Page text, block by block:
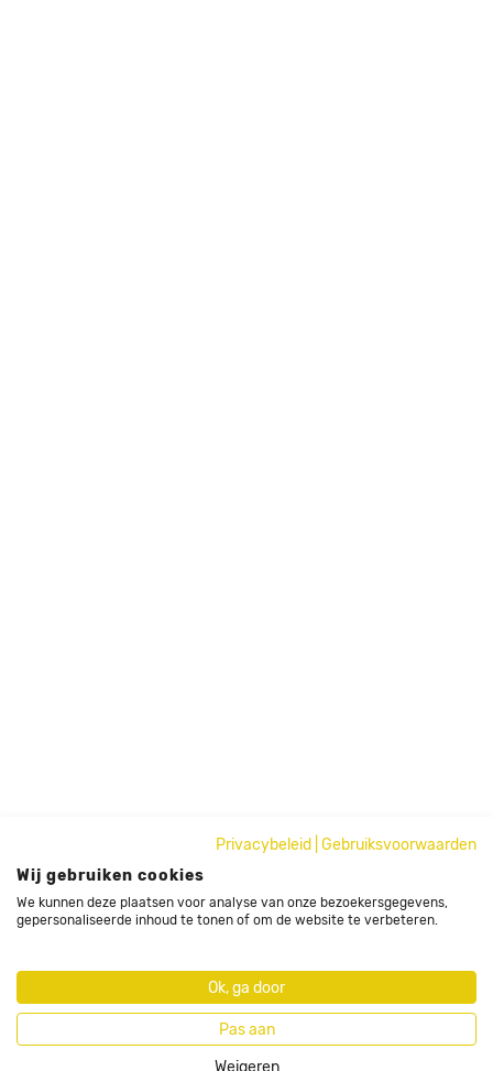
Privacybeleid
Gebruiksvoorwaarden
Wij gebruiken cookies
We kunnen deze plaatsen voor analyse van onze bezoekersgegevens,
gepersonaliseerde inhoud te tonen of om de website te verbeteren.
Ok, ga door
Pas aan
Weigeren